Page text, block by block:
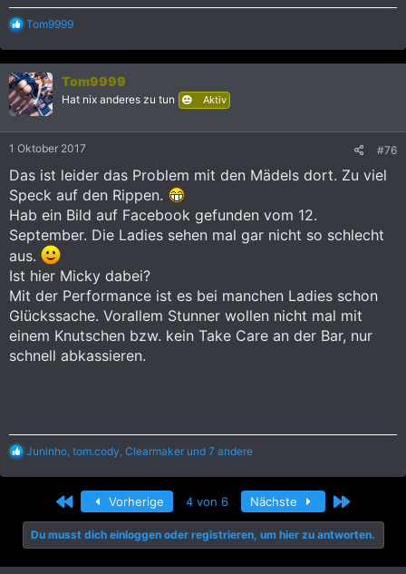
R
a
k
t
i
o
n
Tom9999
Tom9999
Hat nix anderes zu tun Aktiv
1 Oktober 2017 #76
Das ist leider das Problem mit den Mädels dort. Zu viel
Speck auf den Rippen.
Hab ein Bild auf Facebook gefunden vom 12.
September. Die Ladies sehen mal gar nicht so schlecht
aus.
Ist hier Micky dabei?
Mit der Performance ist es bei manchen Ladies schon
Glückssache. Vorallem Stunner wollen nicht mal mit
einem Knutschen bzw. kein Take Care an der Bar, nur
schnell abkassieren.
R
a
i
o
n
e
Juninho tom.cody Clearmaker und 7 andere
Erste Vorherige 4 von 6 Nächste Letzte
Du musst dich einloggen oder registrieren, um hier zu antworten.